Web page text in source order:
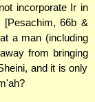
incorporate Ir in
66b &
a man (including
from bringing
and it is only